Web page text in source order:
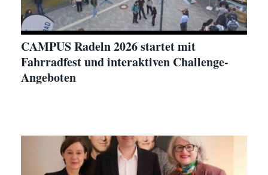
CAMPUS Radeln 2026 startet mit
Fahrradfest und interaktiven Challenge-
Angeboten